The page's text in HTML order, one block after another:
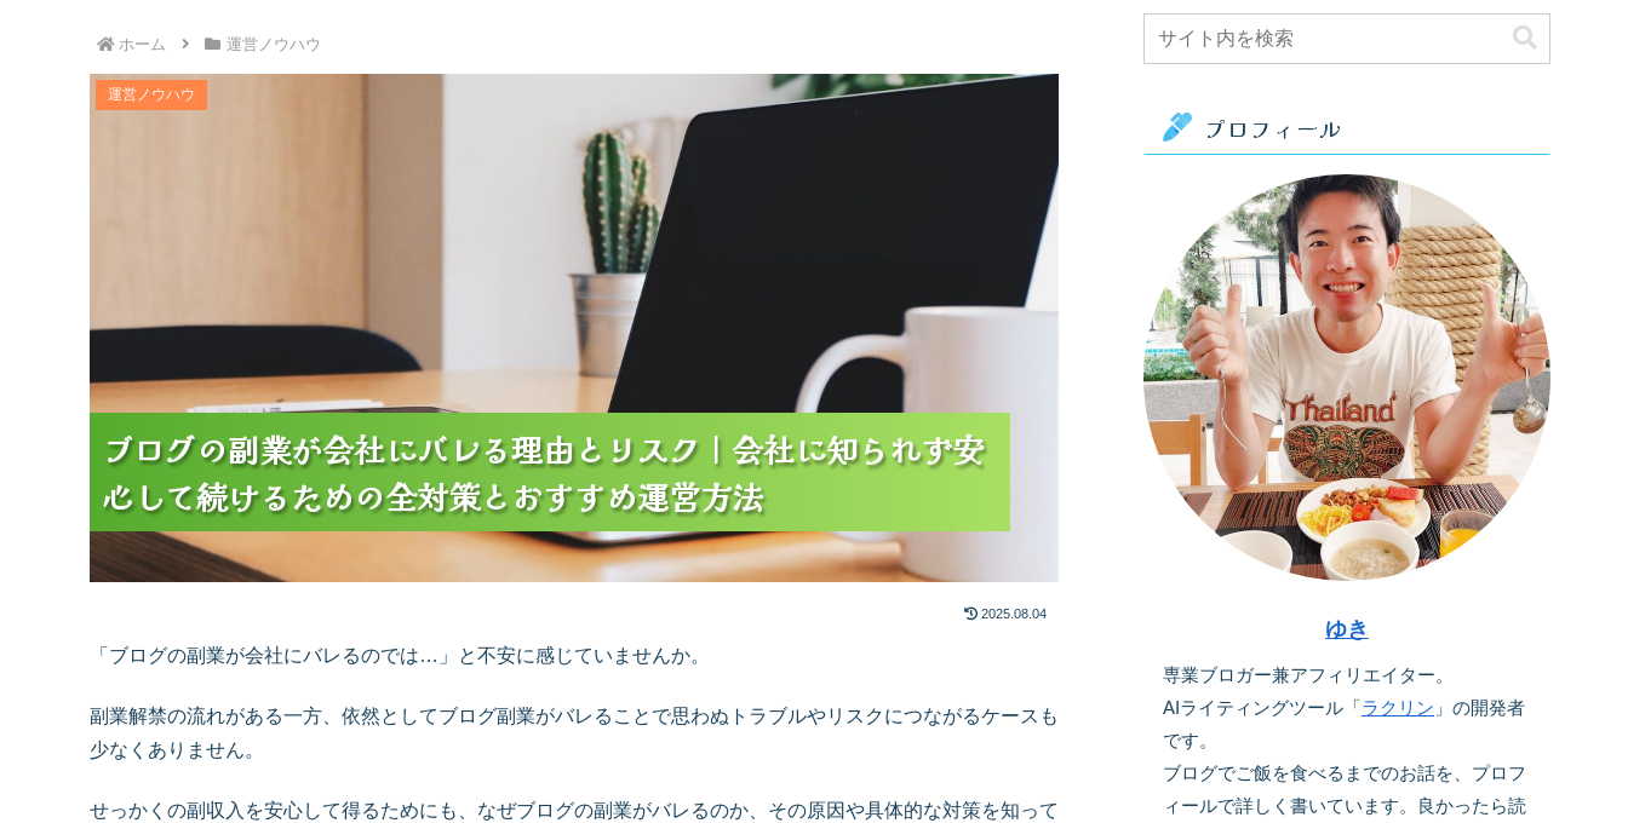
ホーム 運営ノウハウ
ブログの副業が会社にバレる理由とリスク｜会社に知られず安心して続けるための全対策とおすすめ運営方
ブログの副業が会社にバレる理由とリスク｜会社に知られず安
心して続けるための全対策とおすすめ運営方法
ブログの副業が会社にバレる理由とリスク｜会社に知られず安
心して続けるための全対策とおすすめ運営方法
ブログの副業が会社にバレる理由とリスク｜会社に知られず安
心して続けるための全対策とおすすめ運営方法
運営ノウハウ
2025.08.04
「ブログの副業が会社にバレるのでは…」と不安に感じていませんか。
副業解禁の流れがある一方、依然としてブログ副業がバレることで思わぬトラブルやリスクにつながるケースも
少なくありません。
せっかくの副収入を安心して得るためにも、なぜブログの副業がバレるのか、その原因や具体的な対策を知って
プロフィール
ゆき
専業ブロガー兼アフィリエイター。
AIライティングツール「ラクリン 」の開発者
です。
ブログでご飯を食べるまでのお話を、プロフ
ィールで詳しく書いています。良かったら読